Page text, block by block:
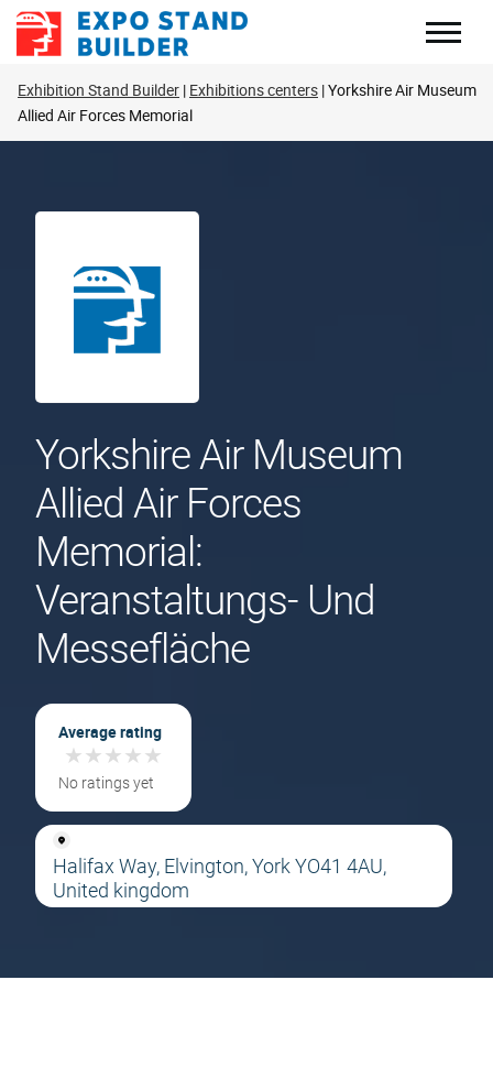
Zum
Inhalt
Exhibition Stand Builder Exhibitions centers Yorkshire Air Museum
Allied Air Forces Memorial
Yorkshire Air Museum
Allied Air Forces
Memorial:
Veranstaltungs- Und
Messefläche
Average rating
★★★★★
★★★★★
No ratings yet
Halifax Way, Elvington, York YO41 4AU,
United kingdom